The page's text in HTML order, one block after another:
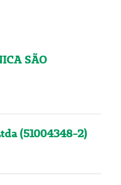
SÃO
(51004348-2)